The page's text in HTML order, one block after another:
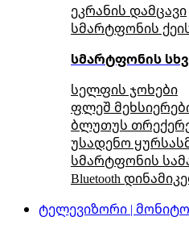
ეკრანის დამცავი
სმარტფონის
სმარტფონის
სელფის ჯოხები
ფლეშ
ბლუთუს
უსადენო
სმარტფონის
Bluetooth
ტელევიზორი |